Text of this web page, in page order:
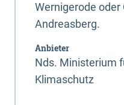
Wernigerode oder
Andreasberg.
Anbieter
Nds. Ministerium
Klimaschutz